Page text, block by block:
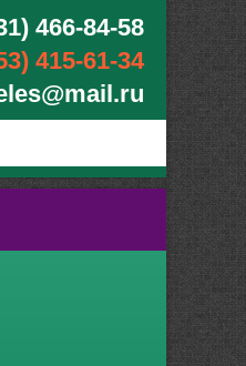
466-84-58
415-61-34